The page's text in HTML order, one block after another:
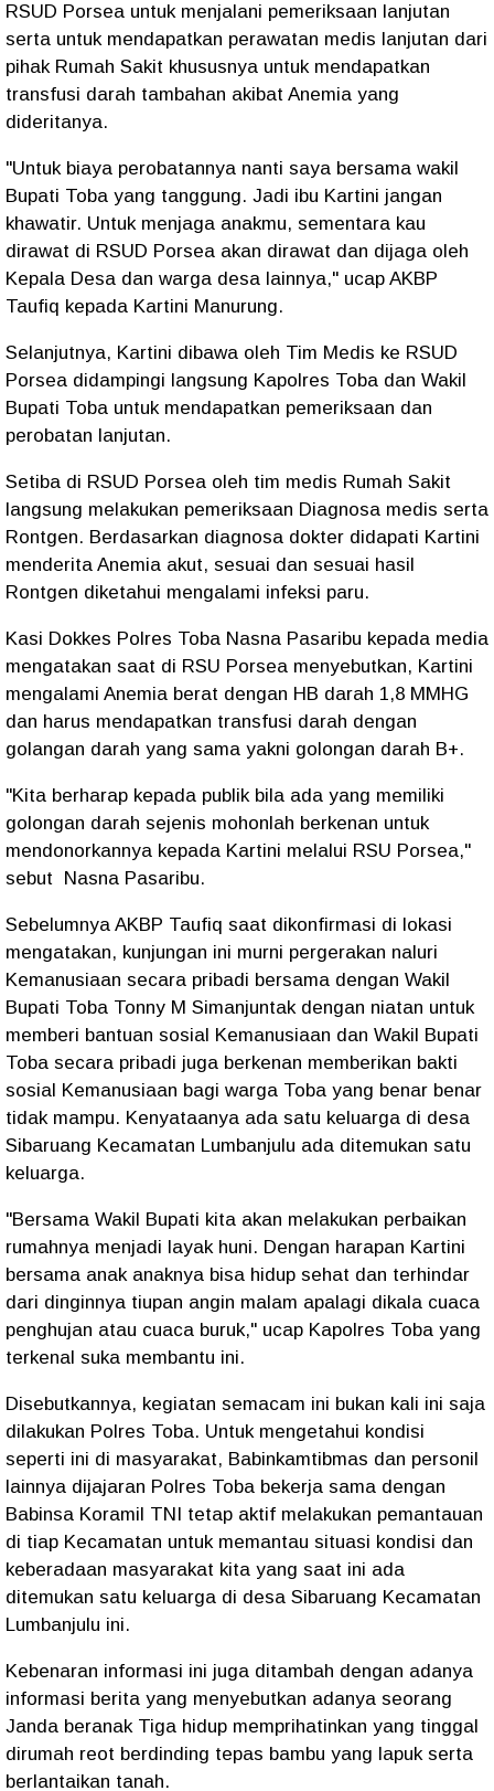
RSUD Porsea untuk menjalani pemeriksaan lanjutan
serta untuk mendapatkan perawatan medis lanjutan dari
pihak Rumah Sakit khususnya untuk mendapatkan
transfusi darah tambahan akibat Anemia yang
dideritanya.
"Untuk biaya perobatannya nanti saya bersama wakil
Bupati Toba yang tanggung. Jadi ibu Kartini jangan
khawatir. Untuk menjaga anakmu, sementara kau
dirawat di RSUD Porsea akan dirawat dan dijaga oleh
Kepala Desa dan warga desa lainnya," ucap AKBP
Taufiq kepada Kartini Manurung.
Selanjutnya, Kartini dibawa oleh Tim Medis ke RSUD
Porsea didampingi langsung Kapolres Toba dan Wakil
Bupati Toba untuk mendapatkan pemeriksaan dan
perobatan lanjutan.
Setiba di RSUD Porsea oleh tim medis Rumah Sakit
langsung melakukan pemeriksaan Diagnosa medis serta
Rontgen. Berdasarkan diagnosa dokter didapati Kartini
menderita Anemia akut, sesuai dan sesuai hasil
Rontgen diketahui mengalami infeksi paru.
Kasi Dokkes Polres Toba Nasna Pasaribu kepada media
mengatakan saat di RSU Porsea menyebutkan, Kartini
mengalami Anemia berat dengan HB darah 1,8 MMHG
dan harus mendapatkan transfusi darah dengan
golangan darah yang sama yakni golongan darah B+.
"Kita berharap kepada publik bila ada yang memiliki
golongan darah sejenis mohonlah berkenan untuk
mendonorkannya kepada Kartini melalui RSU Porsea,"
sebut Nasna Pasaribu.
Sebelumnya AKBP Taufiq saat dikonfirmasi di lokasi
mengatakan, kunjungan ini murni pergerakan naluri
Kemanusiaan secara pribadi bersama dengan Wakil
Bupati Toba Tonny M Simanjuntak dengan niatan untuk
memberi bantuan sosial Kemanusiaan dan Wakil Bupati
Toba secara pribadi juga berkenan memberikan bakti
sosial Kemanusiaan bagi warga Toba yang benar benar
tidak mampu. Kenyataanya ada satu keluarga di desa
Sibaruang Kecamatan Lumbanjulu ada ditemukan satu
keluarga.
"Bersama Wakil Bupati kita akan melakukan perbaikan
rumahnya menjadi layak huni. Dengan harapan Kartini
bersama anak anaknya bisa hidup sehat dan terhindar
dari dinginnya tiupan angin malam apalagi dikala cuaca
penghujan atau cuaca buruk," ucap Kapolres Toba yang
terkenal suka membantu ini.
Disebutkannya, kegiatan semacam ini bukan kali ini saja
dilakukan Polres Toba. Untuk mengetahui kondisi
seperti ini di masyarakat, Babinkamtibmas dan personil
lainnya dijajaran Polres Toba bekerja sama dengan
Babinsa Koramil TNI tetap aktif melakukan pemantauan
di tiap Kecamatan untuk memantau situasi kondisi dan
keberadaan masyarakat kita yang saat ini ada
ditemukan satu keluarga di desa Sibaruang Kecamatan
Lumbanjulu ini.
Kebenaran informasi ini juga ditambah dengan adanya
informasi berita yang menyebutkan adanya seorang
Janda beranak Tiga hidup memprihatinkan yang tinggal
dirumah reot berdinding tepas bambu yang lapuk serta
berlantaikan tanah.